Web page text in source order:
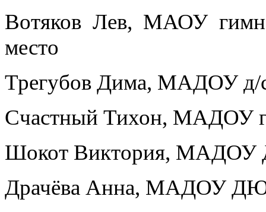
Вотяков Лев, МАОУ
место
Трегубов Дима, МАДОУ д/с
Счастный Тихон, МАДОУ
Шокот Виктория, МАДОУ
Драчёва Анна, МАДОУ